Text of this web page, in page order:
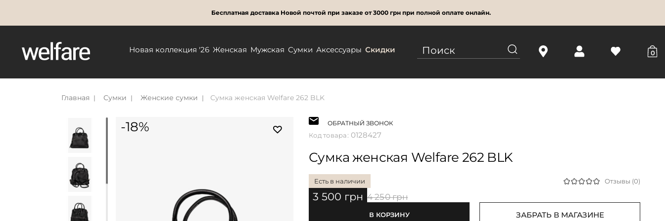
Бесплатная доставка Новой почтой при заказе от 3000 грн при полной оплате онлайн.
Новая коллекция '26 Женская Мужская Сумки Аксессуары Скидки 0
Главная Сумки Женские сумки Сумка женская Welfare 262 BLK
-18% ОБРАТНЫЙ ЗВОНОК
Код товара: 0128427
Сумка женская Welfare 262 BLK
Есть в наличии Отзывы (0)
3 500 грн 4 250 грн
В КОРЗИНУ ЗАБРАТЬ В МАГАЗИНЕ